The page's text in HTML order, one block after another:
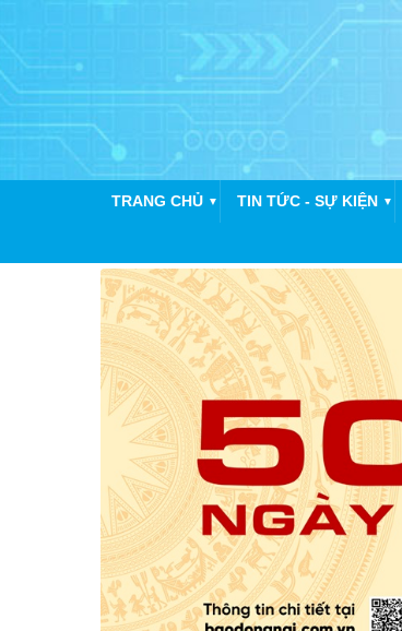
TRANG CHỦ ▼ TIN TỨC - SỰ KIỆN ▼